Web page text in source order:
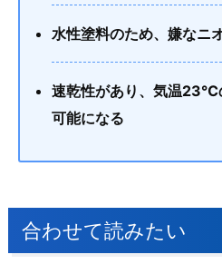
水性塗料のため、嫌なニ
速乾性があり、気温23℃
可能になる
合わせて読みたい